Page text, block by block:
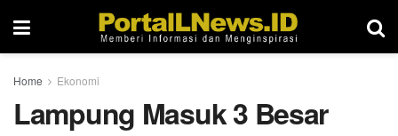
Home Ekonomi
Lampung Masuk 3 Besar